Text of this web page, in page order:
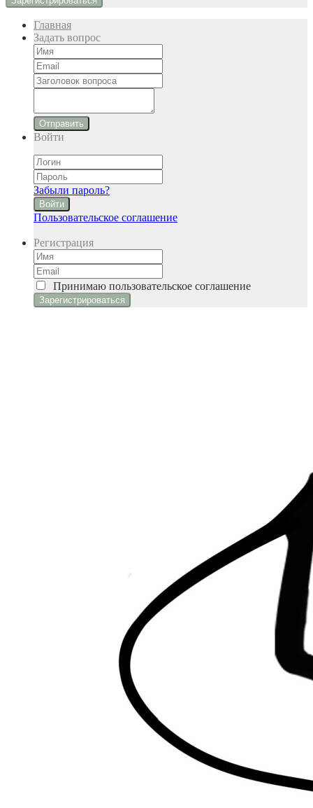
Главная
Задать вопрос
Отправить
Войти
Забыли пароль?
Войти
Пользовательское соглашение
Регистрация
Принимаю пользовательское соглашение